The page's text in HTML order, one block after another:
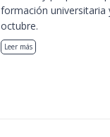
formación universitaria
octubre.
Leer más